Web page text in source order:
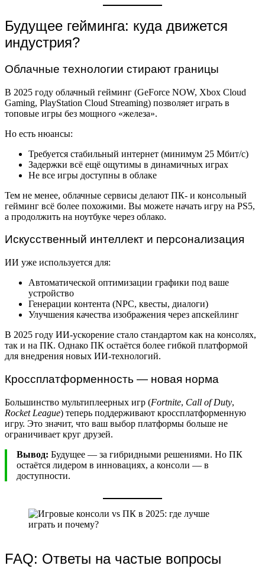
Будущее гейминга: куда движется
индустрия?
Облачные технологии стирают границы
В 2025 году облачный гейминг (GeForce NOW, Xbox Cloud
Gaming, PlayStation Cloud Streaming) позволяет играть в
топовые игры без мощного «железа».
Но есть нюансы:
Требуется стабильный интернет (минимум 25 Мбит/с)
Задержки всё ещё ощутимы в динамичных играх
Не все игры доступны в облаке
Тем не менее, облачные сервисы делают ПК- и консольный
гейминг всё более похожими. Вы можете начать игру на PS5,
а продолжить на ноутбуке через облако.
Искусственный интеллект и персонализация
ИИ уже используется для:
Автоматической оптимизации графики под ваше
устройство
Генерации контента (NPC, квесты, диалоги)
Улучшения качества изображения через апскейлинг
В 2025 году ИИ-ускорение стало стандартом как на консолях,
так и на ПК. Однако ПК остаётся более гибкой платформой
для внедрения новых ИИ-технологий.
Кроссплатформенность — новая норма
Большинство мультиплеерных игр (Fortnite, Call of Duty,
Rocket League) теперь поддерживают кроссплатформенную
игру. Это значит, что ваш выбор платформы больше не
ограничивает круг друзей.
Вывод: Будущее — за гибридными решениями. Но ПК
остаётся лидером в инновациях, а консоли — в
доступности.
FAQ: Ответы на частые вопросы